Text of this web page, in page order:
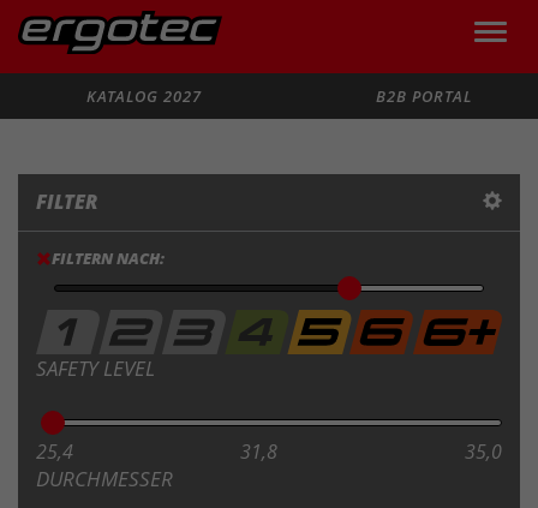
Toggle
KATALOG 2027
B2B PORTAL
FILTER
FILTERN NACH:
SAFETY LEVEL
25,4 31,8 35,0
DURCHMESSER